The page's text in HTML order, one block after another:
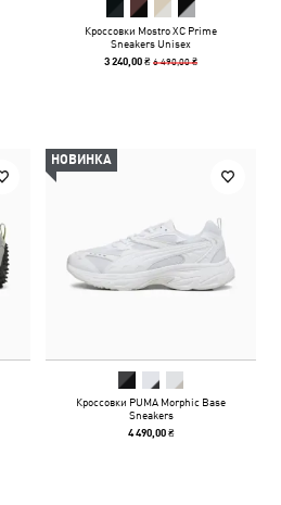
Кроссовки Mostro XC Prime
Sneakers Unisex
3 240,00 ₴6 490,00 ₴
НОВИНКА
Кроссовки PUMA Morphic Base
Sneakers
4 490,00 ₴